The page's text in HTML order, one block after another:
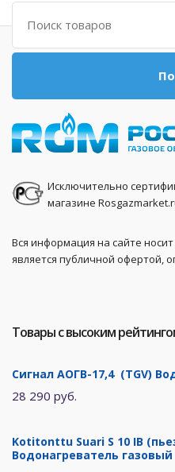
Поиск
Исключительно
магазине
Вся информация на сайте
является публичной офертой,
Товары с высоким
Сигнал АОГВ-17,4 (TGV)
28 290 руб.
Kotitonttu Suari S 10 IB
Водонагреватель газовый